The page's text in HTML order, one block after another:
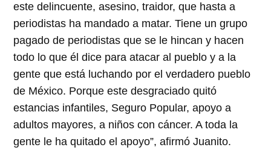
este delincuente, asesino, traidor, que hasta a
periodistas ha mandado a matar. Tiene un grupo
pagado de periodistas que se le hincan y hacen
todo lo que él dice para atacar al pueblo y a la
gente que está luchando por el verdadero pueblo
de México. Porque este desgraciado quitó
estancias infantiles, Seguro Popular, apoyo a
adultos mayores, a niños con cáncer. A toda la
gente le ha quitado el apoyo”, afirmó Juanito.